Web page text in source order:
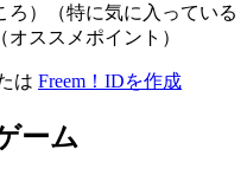
ろ）（特に気に入っている
ススメポイント）
は Freem！IDを作成
ーム